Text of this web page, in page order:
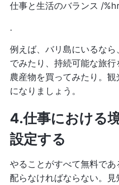
仕事と生活のバランス /
.
例えば、バリ島にいるな
でみたり、持続可能な旅
農産物を買ってみたり。
になりましょう。
4.仕事における
設定する
やることがすべて無料で
配らなければならない。